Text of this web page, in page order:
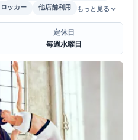
ロッカー 他店舗利用 もっと見る
定休日
毎週水曜日